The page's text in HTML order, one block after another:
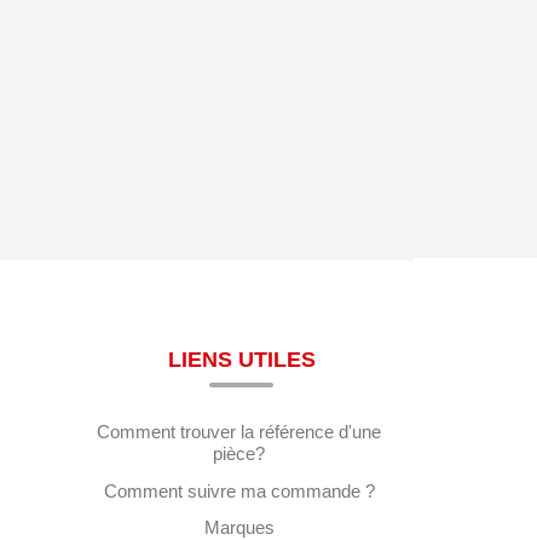
LIENS UTILES
Comment trouver la référence d'une
pièce?
Comment suivre ma commande ?
Marques